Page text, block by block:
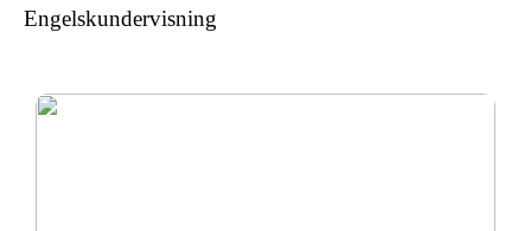
Engelskundervisning